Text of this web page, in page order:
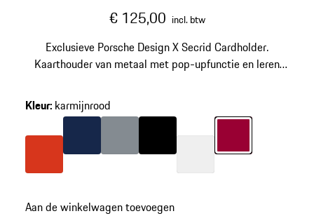
€ 125,00 incl. btw
Exclusieve Porsche Design X Secrid Cardholder.
Kaarthouder van metaal met pop-upfunctie en leren
Kleur: karmijnrood
Kleur donkerblauw
Kleur antraciet
Kleur zwart Kleurkarmijnrood
Aan de winkelwagen toevoegen